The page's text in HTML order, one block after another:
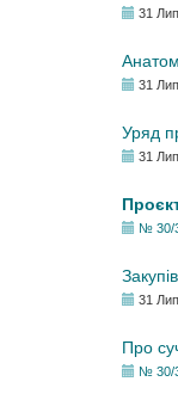
31
31
Уряд
31
№ 30/
31
Про
№ 30/